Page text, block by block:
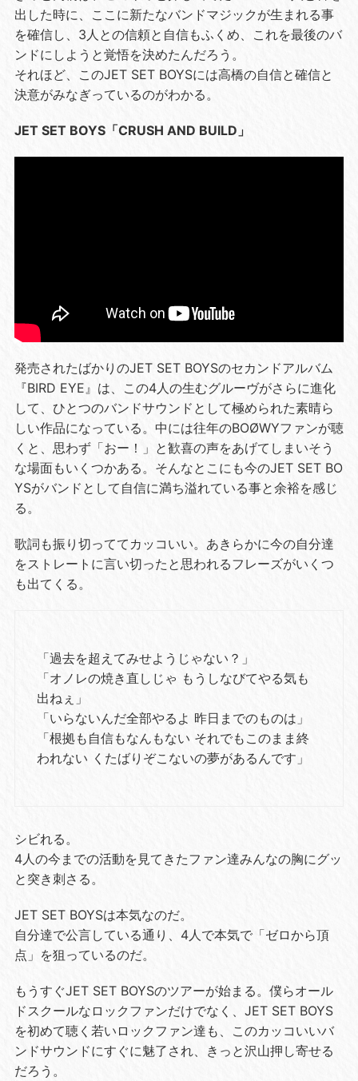
出した時に、ここに新たなバンドマジックが生まれる事
を確信し、3人との信頼と自信もふくめ、これを最後のバ
ンドにしようと覚悟を決めたんだろう。
それほど、このJET SET BOYSには高橋の自信と確信と
決意がみなぎっているのがわかる。
JET SET BOYS「CRUSH AND BUILD」
発売されたばかりのJET SET BOYSのセカンドアルバム
『BIRD EYE』は、この4人の生むグルーヴがさらに進化
して、ひとつのバンドサウンドとして極められた素晴ら
しい作品になっている。中には往年のBOØWYファンが聴
くと、思わず「おー！」と歓喜の声をあげてしまいそう
な場面もいくつかある。そんなとこにも今のJET SET BO
YSがバンドとして自信に満ち溢れている事と余裕を感じ
る。
歌詞も振り切っててカッコいい。あきらかに今の自分達
をストレートに言い切ったと思われるフレーズがいくつ
も出てくる。
「過去を超えてみせようじゃない？」
「オノレの焼き直しじゃ もうしなびてやる気も
出ねぇ」
「いらないんだ全部やるよ 昨日までのものは」
「根拠も自信もなんもない それでもこのまま終
われない くたばりぞこないの夢があるんです」
シビれる。
4人の今までの活動を見てきたファン達みんなの胸にグッ
と突き刺さる。
JET SET BOYSは本気なのだ。
自分達で公言している通り、4人で本気で「ゼロから頂
点」を狙っているのだ。
もうすぐJET SET BOYSのツアーが始まる。僕らオール
ドスクールなロックファンだけでなく、JET SET BOYS
を初めて聴く若いロックファン達も、このカッコいいバ
ンドサウンドにすぐに魅了され、きっと沢山押し寄せる
だろう。